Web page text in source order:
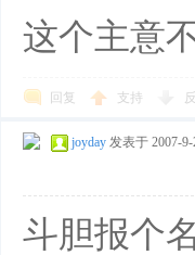
这个主意
回复 支持
joyday 发表于 2007-9-
斗胆报个